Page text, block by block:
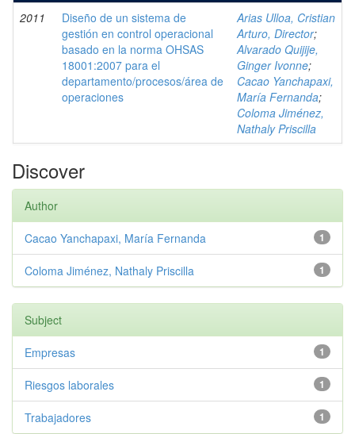
2011
Diseño de un sistema de
gestión en control operacional
basado en la norma OHSAS
18001:2007 para el
departamento/procesos/área de
operaciones
Arias Ulloa, Cristian
Arturo, Director;
Alvarado Quijije,
Ginger Ivonne;
Cacao Yanchapaxi,
María Fernanda;
Coloma Jiménez,
Nathaly Priscilla
Discover
Author
1
Cacao Yanchapaxi, María Fernanda
1
Coloma Jiménez, Nathaly Priscilla
Subject
1
Empresas
1
Riesgos laborales
1
Trabajadores